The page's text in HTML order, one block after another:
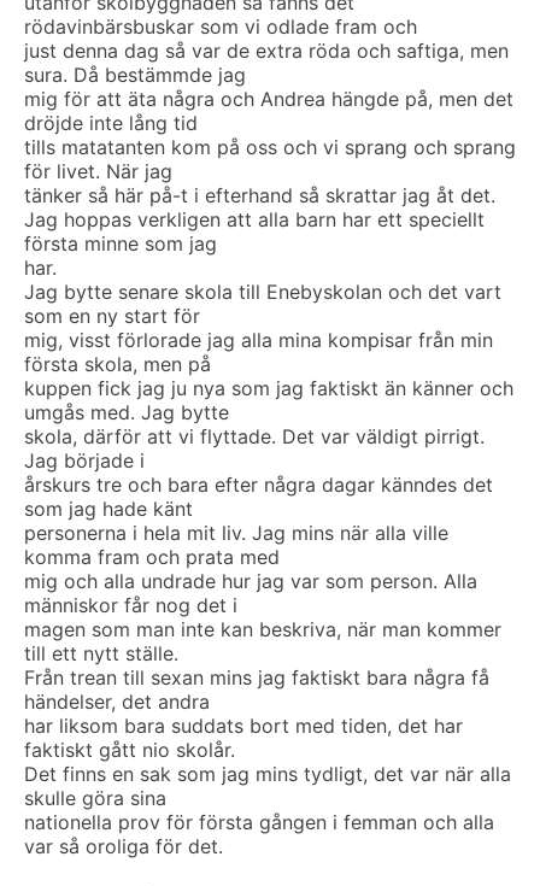
rödavinbärsbuskar som vi odlade fram och
just denna dag så var de extra röda och saftiga, men
sura. Då bestämmde jag
mig för att äta några och Andrea hängde på, men det
dröjde inte lång tid
tills matatanten kom på oss och vi sprang och sprang
för livet. När jag
tänker så här på-t i efterhand så skrattar jag åt det.
Jag hoppas verkligen att alla barn har ett speciellt
första minne som jag
har.
Jag bytte senare skola till Enebyskolan och det vart
som en ny start för
mig, visst förlorade jag alla mina kompisar från min
första skola, men på
kuppen fick jag ju nya som jag faktiskt än känner och
umgås med. Jag bytte
skola, därför att vi flyttade. Det var väldigt pirrigt.
Jag började i
årskurs tre och bara efter några dagar känndes det
som jag hade känt
personerna i hela mit liv. Jag mins när alla ville
komma fram och prata med
mig och alla undrade hur jag var som person. Alla
människor får nog det i
magen som man inte kan beskriva, när man kommer
till ett nytt ställe.
Från trean till sexan mins jag faktiskt bara några få
händelser, det andra
har liksom bara suddats bort med tiden, det har
faktiskt gått nio skolår.
Det finns en sak som jag mins tydligt, det var när alla
skulle göra sina
nationella prov för första gången i femman och alla
var så oroliga för det.